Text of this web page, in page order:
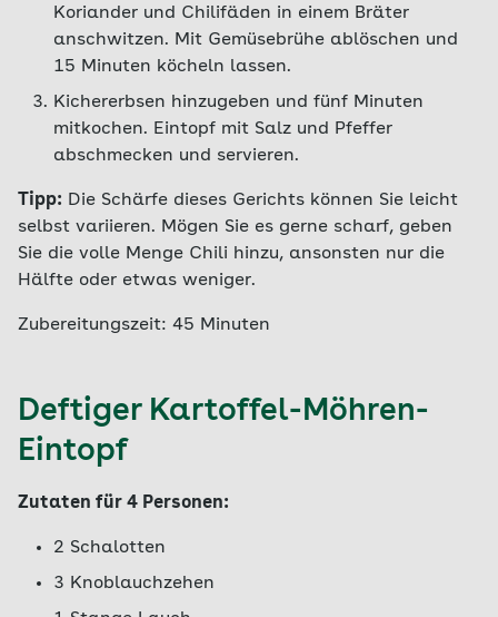
Koriander und Chilifäden in einem Bräter
anschwitzen. Mit Gemüsebrühe ablöschen und
15 Minuten köcheln lassen.
Kichererbsen hinzugeben und fünf Minuten
mitkochen. Eintopf mit Salz und Pfeffer
abschmecken und servieren.
Tipp: Die Schärfe dieses Gerichts können Sie leicht
selbst variieren. Mögen Sie es gerne scharf, geben
Sie die volle Menge Chili hinzu, ansonsten nur die
Hälfte oder etwas weniger.
Zubereitungszeit: 45 Minuten
Deftiger Kartoffel-Möhren-
Eintopf
Zutaten für 4 Personen:
2 Schalotten
3 Knoblauchzehen